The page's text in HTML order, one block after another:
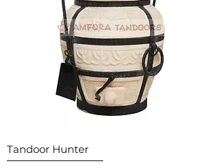
Tandoor Hunter